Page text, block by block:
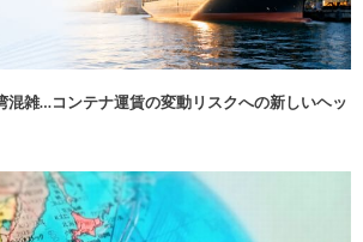
混雑…コンテナ運賃の変動リスクへの新しいヘッ